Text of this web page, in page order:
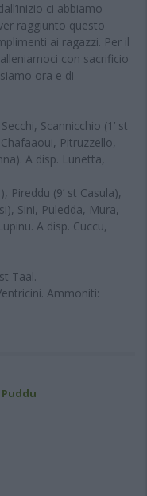
ci abbiamo
raggiunto questo
ai ragazzi. Per il
con sacrificio
ora e di
Scannicchio (1’ st
Pitruzzello,
A disp. Lunetta,
Pireddu (9’ st Casula),
Sini, Puledda, Mura,
A disp. Cuccu,
Taal.
Ammoniti: